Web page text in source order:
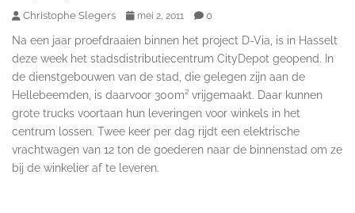
Christophe Slegers mei 2, 2011 0
Na een jaar proefdraaien binnen het project D-Via, is in Hasselt
deze week het stadsdistributiecentrum CityDepot geopend. In
de dienstgebouwen van de stad, die gelegen zijn aan de
Hellebeemden, is daarvoor 300m² vrijgemaakt. Daar kunnen
grote trucks voortaan hun leveringen voor winkels in het
centrum lossen. Twee keer per dag rijdt een elektrische
vrachtwagen van 12 ton de goederen naar de binnenstad om ze
bij de winkelier af te leveren.